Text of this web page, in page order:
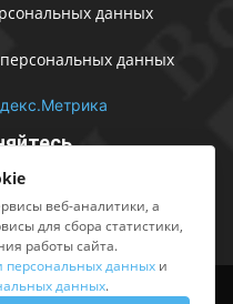
данных
данных
Sing in
веб-аналитики, а
для сбора статистики,
работы сайта.
персональных данных и
данных.